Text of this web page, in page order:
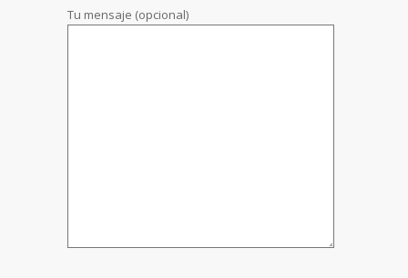
Tu mensaje (opcional)